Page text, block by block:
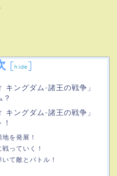
[hide]
キングダム-諸王の戦争」
キングダム-諸王の戦争」
を発展！
っていく！
て敵とバトル！